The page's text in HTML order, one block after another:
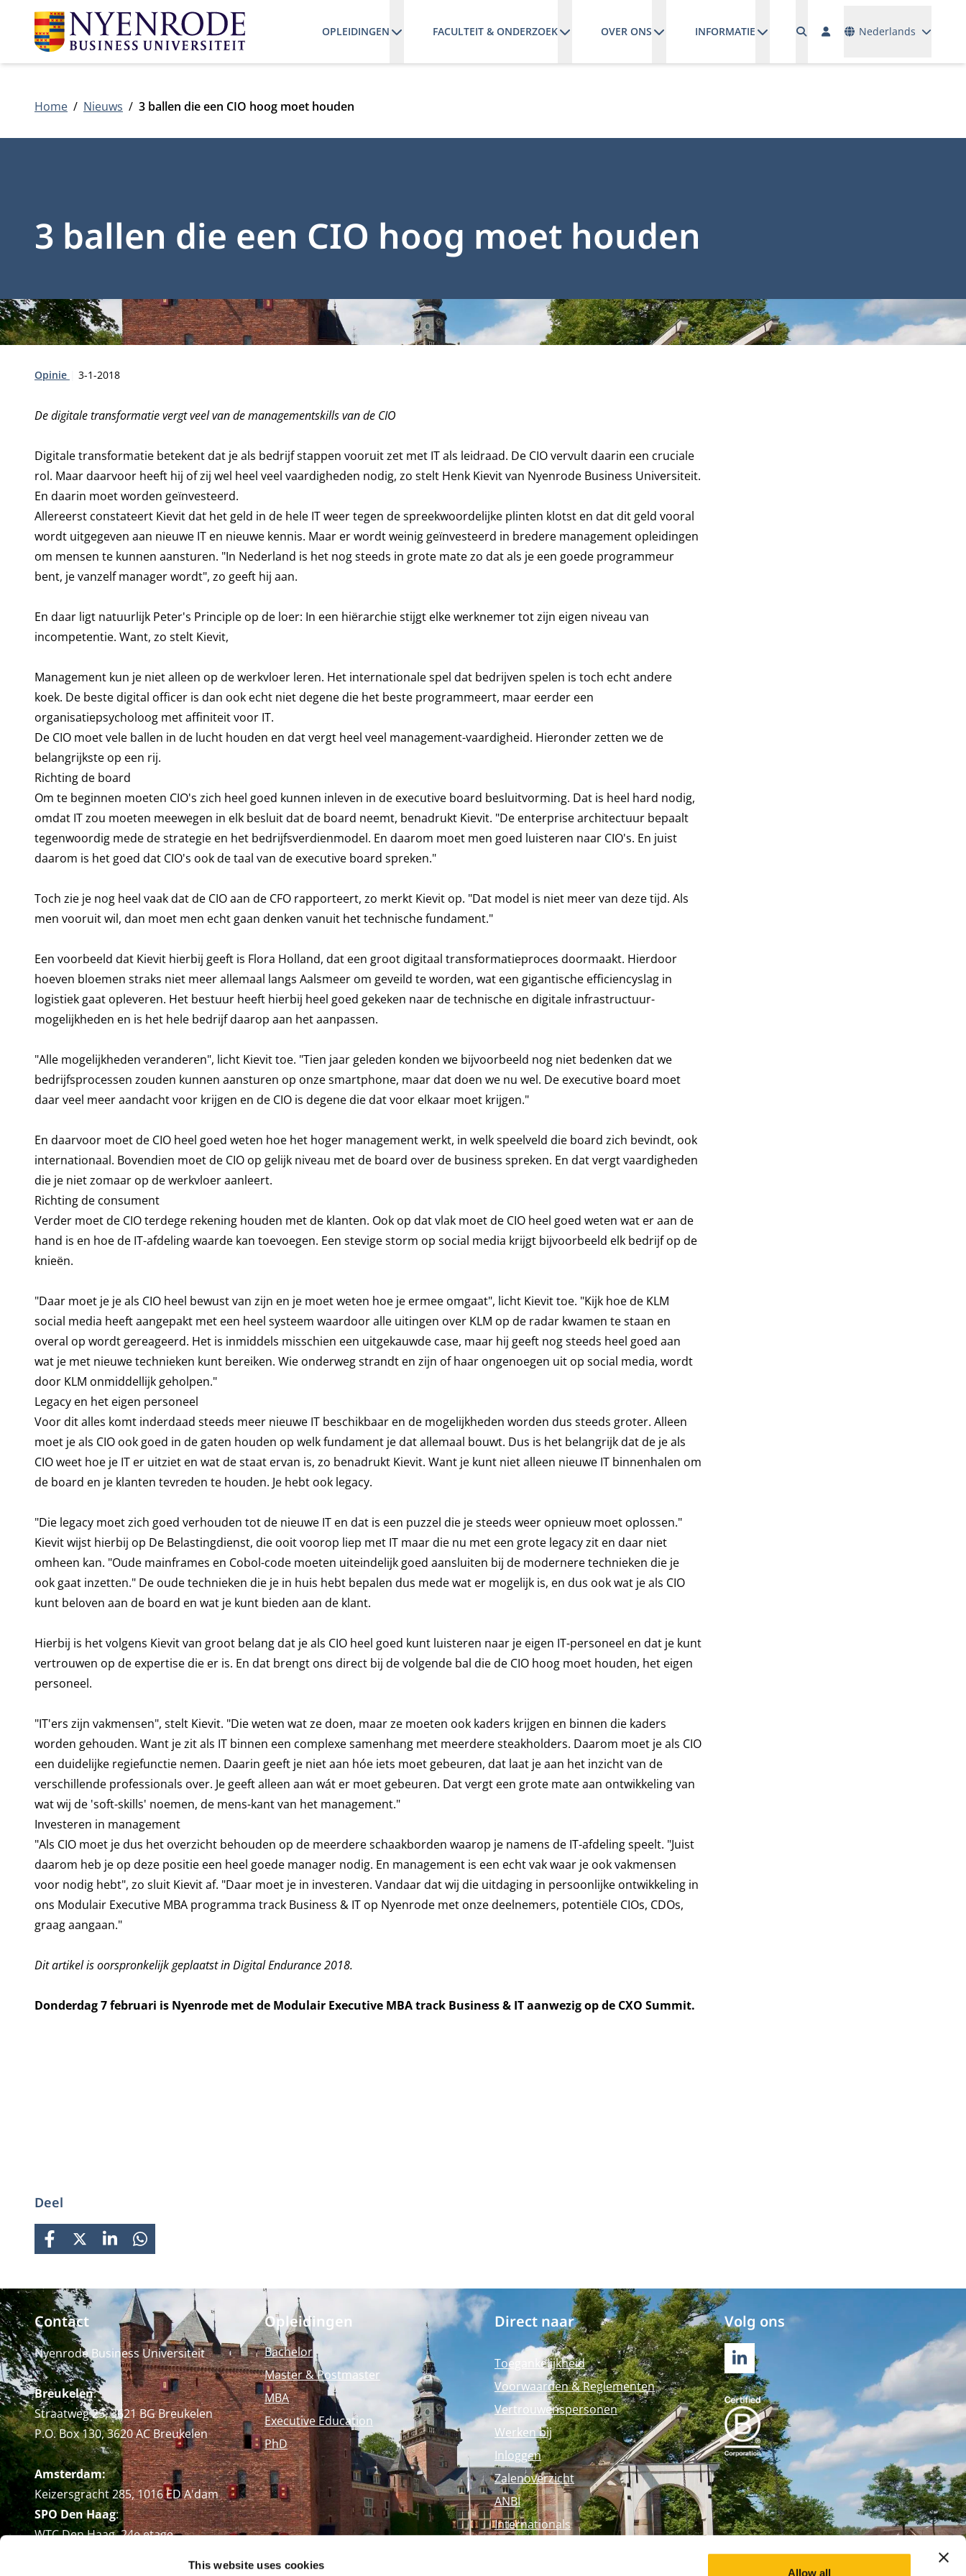
This website uses cookies
Allow all
OPLEIDINGEN FACULTEIT & ONDERZOEK OVER ONS INFORMATIE Nederlands
Home Nieuws 3 ballen die een CIO hoog moet houden
3 ballen die een CIO hoog moet houden
Type:
Opinie Publicatiedatum:
3-1-2018
De digitale transformatie vergt veel van de managementskills van de CIO
Digitale transformatie betekent dat je als bedrijf stappen vooruit zet met IT als leidraad. De CIO vervult daarin een cruciale
rol. Maar daarvoor heeft hij of zij wel heel veel vaardigheden nodig, zo stelt Henk Kievit van Nyenrode Business Universiteit.
En daarin moet worden geïnvesteerd.
Allereerst constateert Kievit dat het geld in de hele IT weer tegen de spreekwoordelijke plinten klotst en dat dit geld vooral
wordt uitgegeven aan nieuwe IT en nieuwe kennis. Maar er wordt weinig geïnvesteerd in bredere management opleidingen
om mensen te kunnen aansturen. "In Nederland is het nog steeds in grote mate zo dat als je een goede programmeur
bent, je vanzelf manager wordt", zo geeft hij aan.
En daar ligt natuurlijk Peter's Principle op de loer: In een hiërarchie stijgt elke werknemer tot zijn eigen niveau van
incompetentie. Want, zo stelt Kievit,
Management kun je niet alleen op de werkvloer leren. Het internationale spel dat bedrijven spelen is toch echt andere
koek. De beste digital officer is dan ook echt niet degene die het beste programmeert, maar eerder een
organisatiepsycholoog met affiniteit voor IT.
De CIO moet vele ballen in de lucht houden en dat vergt heel veel management-vaardigheid. Hieronder zetten we de
belangrijkste op een rij.
Richting de board
Om te beginnen moeten CIO's zich heel goed kunnen inleven in de executive board besluitvorming. Dat is heel hard nodig,
omdat IT zou moeten meewegen in elk besluit dat de board neemt, benadrukt Kievit. "De enterprise architectuur bepaalt
tegenwoordig mede de strategie en het bedrijfsverdienmodel. En daarom moet men goed luisteren naar CIO's. En juist
daarom is het goed dat CIO's ook de taal van de executive board spreken."
Toch zie je nog heel vaak dat de CIO aan de CFO rapporteert, zo merkt Kievit op. "Dat model is niet meer van deze tijd. Als
men vooruit wil, dan moet men echt gaan denken vanuit het technische fundament."
Een voorbeeld dat Kievit hierbij geeft is Flora Holland, dat een groot digitaal transformatieproces doormaakt. Hierdoor
hoeven bloemen straks niet meer allemaal langs Aalsmeer om geveild te worden, wat een gigantische efficiencyslag in
logistiek gaat opleveren. Het bestuur heeft hierbij heel goed gekeken naar de technische en digitale infrastructuur-
mogelijkheden en is het hele bedrijf daarop aan het aanpassen.
"Alle mogelijkheden veranderen", licht Kievit toe. "Tien jaar geleden konden we bijvoorbeeld nog niet bedenken dat we
bedrijfsprocessen zouden kunnen aansturen op onze smartphone, maar dat doen we nu wel. De executive board moet
daar veel meer aandacht voor krijgen en de CIO is degene die dat voor elkaar moet krijgen."
En daarvoor moet de CIO heel goed weten hoe het hoger management werkt, in welk speelveld die board zich bevindt, ook
internationaal. Bovendien moet de CIO op gelijk niveau met de board over de business spreken. En dat vergt vaardigheden
die je niet zomaar op de werkvloer aanleert.
Richting de consument
Verder moet de CIO terdege rekening houden met de klanten. Ook op dat vlak moet de CIO heel goed weten wat er aan de
hand is en hoe de IT-afdeling waarde kan toevoegen. Een stevige storm op social media krijgt bijvoorbeeld elk bedrijf op de
knieën.
"Daar moet je je als CIO heel bewust van zijn en je moet weten hoe je ermee omgaat", licht Kievit toe. "Kijk hoe de KLM
social media heeft aangepakt met een heel systeem waardoor alle uitingen over KLM op de radar kwamen te staan en
overal op wordt gereageerd. Het is inmiddels misschien een uitgekauwde case, maar hij geeft nog steeds heel goed aan
wat je met nieuwe technieken kunt bereiken. Wie onderweg strandt en zijn of haar ongenoegen uit op social media, wordt
door KLM onmiddellijk geholpen."
Legacy en het eigen personeel
Voor dit alles komt inderdaad steeds meer nieuwe IT beschikbaar en de mogelijkheden worden dus steeds groter. Alleen
moet je als CIO ook goed in de gaten houden op welk fundament je dat allemaal bouwt. Dus is het belangrijk dat de je als
CIO weet hoe je IT er uitziet en wat de staat ervan is, zo benadrukt Kievit. Want je kunt niet alleen nieuwe IT binnenhalen om
de board en je klanten tevreden te houden. Je hebt ook legacy.
"Die legacy moet zich goed verhouden tot de nieuwe IT en dat is een puzzel die je steeds weer opnieuw moet oplossen."
Kievit wijst hierbij op De Belastingdienst, die ooit voorop liep met IT maar die nu met een grote legacy zit en daar niet
omheen kan. "Oude mainframes en Cobol-code moeten uiteindelijk goed aansluiten bij de modernere technieken die je
ook gaat inzetten." De oude technieken die je in huis hebt bepalen dus mede wat er mogelijk is, en dus ook wat je als CIO
kunt beloven aan de board en wat je kunt bieden aan de klant.
Hierbij is het volgens Kievit van groot belang dat je als CIO heel goed kunt luisteren naar je eigen IT-personeel en dat je kunt
vertrouwen op de expertise die er is. En dat brengt ons direct bij de volgende bal die de CIO hoog moet houden, het eigen
personeel.
"IT'ers zijn vakmensen", stelt Kievit. "Die weten wat ze doen, maar ze moeten ook kaders krijgen en binnen die kaders
worden gehouden. Want je zit als IT binnen een complexe samenhang met meerdere steakholders. Daarom moet je als CIO
een duidelijke regiefunctie nemen. Daarin geeft je niet aan hóe iets moet gebeuren, dat laat je aan het inzicht van de
verschillende professionals over. Je geeft alleen aan wát er moet gebeuren. Dat vergt een grote mate aan ontwikkeling van
wat wij de 'soft-skills' noemen, de mens-kant van het management."
Investeren in management
"Als CIO moet je dus het overzicht behouden op de meerdere schaakborden waarop je namens de IT-afdeling speelt. "Juist
daarom heb je op deze positie een heel goede manager nodig. En management is een echt vak waar je ook vakmensen
voor nodig hebt", zo sluit Kievit af. "Daar moet je in investeren. Vandaar dat wij die uitdaging in persoonlijke ontwikkeling in
ons Modulair Executive MBA programma track Business & IT op Nyenrode met onze deelnemers, potentiële CIOs, CDOs,
graag aangaan."
Dit artikel is oorspronkelijk geplaatst inDigital Endurance 2018.
Donderdag 7 februari is Nyenrode met de Modulair Executive MBAtrack Business & ITaanwezig op de CXO Summit.
Deel
FACEBOOK
X LINKEDINWHATSAPP
Contact
Nyenrode Business Universiteit
Breukelen:
Straatweg 25, 3621 BG Breukelen
P.O. Box 130, 3620 AC Breukelen
Amsterdam:
Keizersgracht 285, 1016 ED A'dam
SPO Den Haag:
WTC Den Haag, 24e etage
Opleidingen
Bachelor
Master & Postmaster
MBA
Executive Education
PhD
Direct naar
Toegankelijkheid
Voorwaarden & Reglementen
Vertrouwenspersonen
Werken bij
Inloggen
Zalenoverzicht
ANBI
Internationals
Volg ons
LINKEDIN